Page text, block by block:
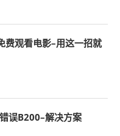
费观看电影–用这一招就
误B200–解决方案